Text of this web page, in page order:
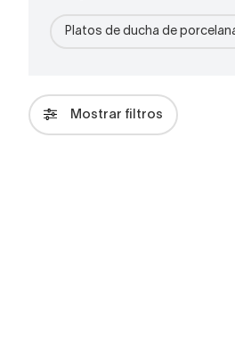
Platos de ducha de
Mostrar filtros